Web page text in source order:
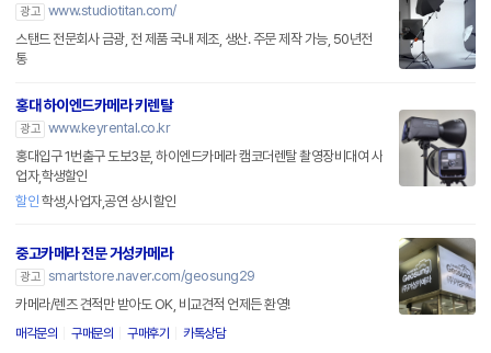
광고 www.studiotitan.com/
스탠드 전문회사 금광, 전 제품 국내 제조, 생산. 주문 제작 가능, 50년전
통
홍대 하이엔드카메라 키렌탈
광고 www.keyrental.co.kr
홍대입구 1번출구 도보3분, 하이엔드카메라 캠코더렌탈 촬영장비대여 사
업자,학생할인
할인 학생,사업자,공연 상시할인
중고카메라 전문 거성카메라
광고 smartstore.naver.com/geosung29
카메라/렌즈 견적만 받아도 OK, 비교견적 언제든 환영!
매각문의 구매문의 구매후기 카톡상담